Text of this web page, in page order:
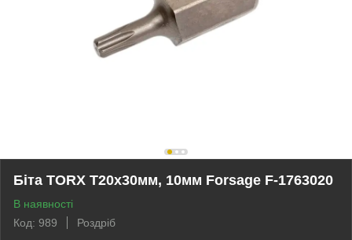
Біта TORX T20x30мм, 10мм Forsage F-1763020
В наявності
Код: 989
Роздріб